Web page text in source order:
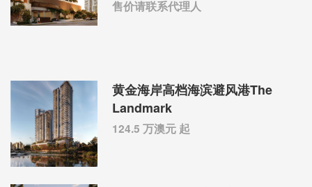
售价请联系代理人
黄金海岸高档海滨避风港The
Landmark
124.5 万澳元 起